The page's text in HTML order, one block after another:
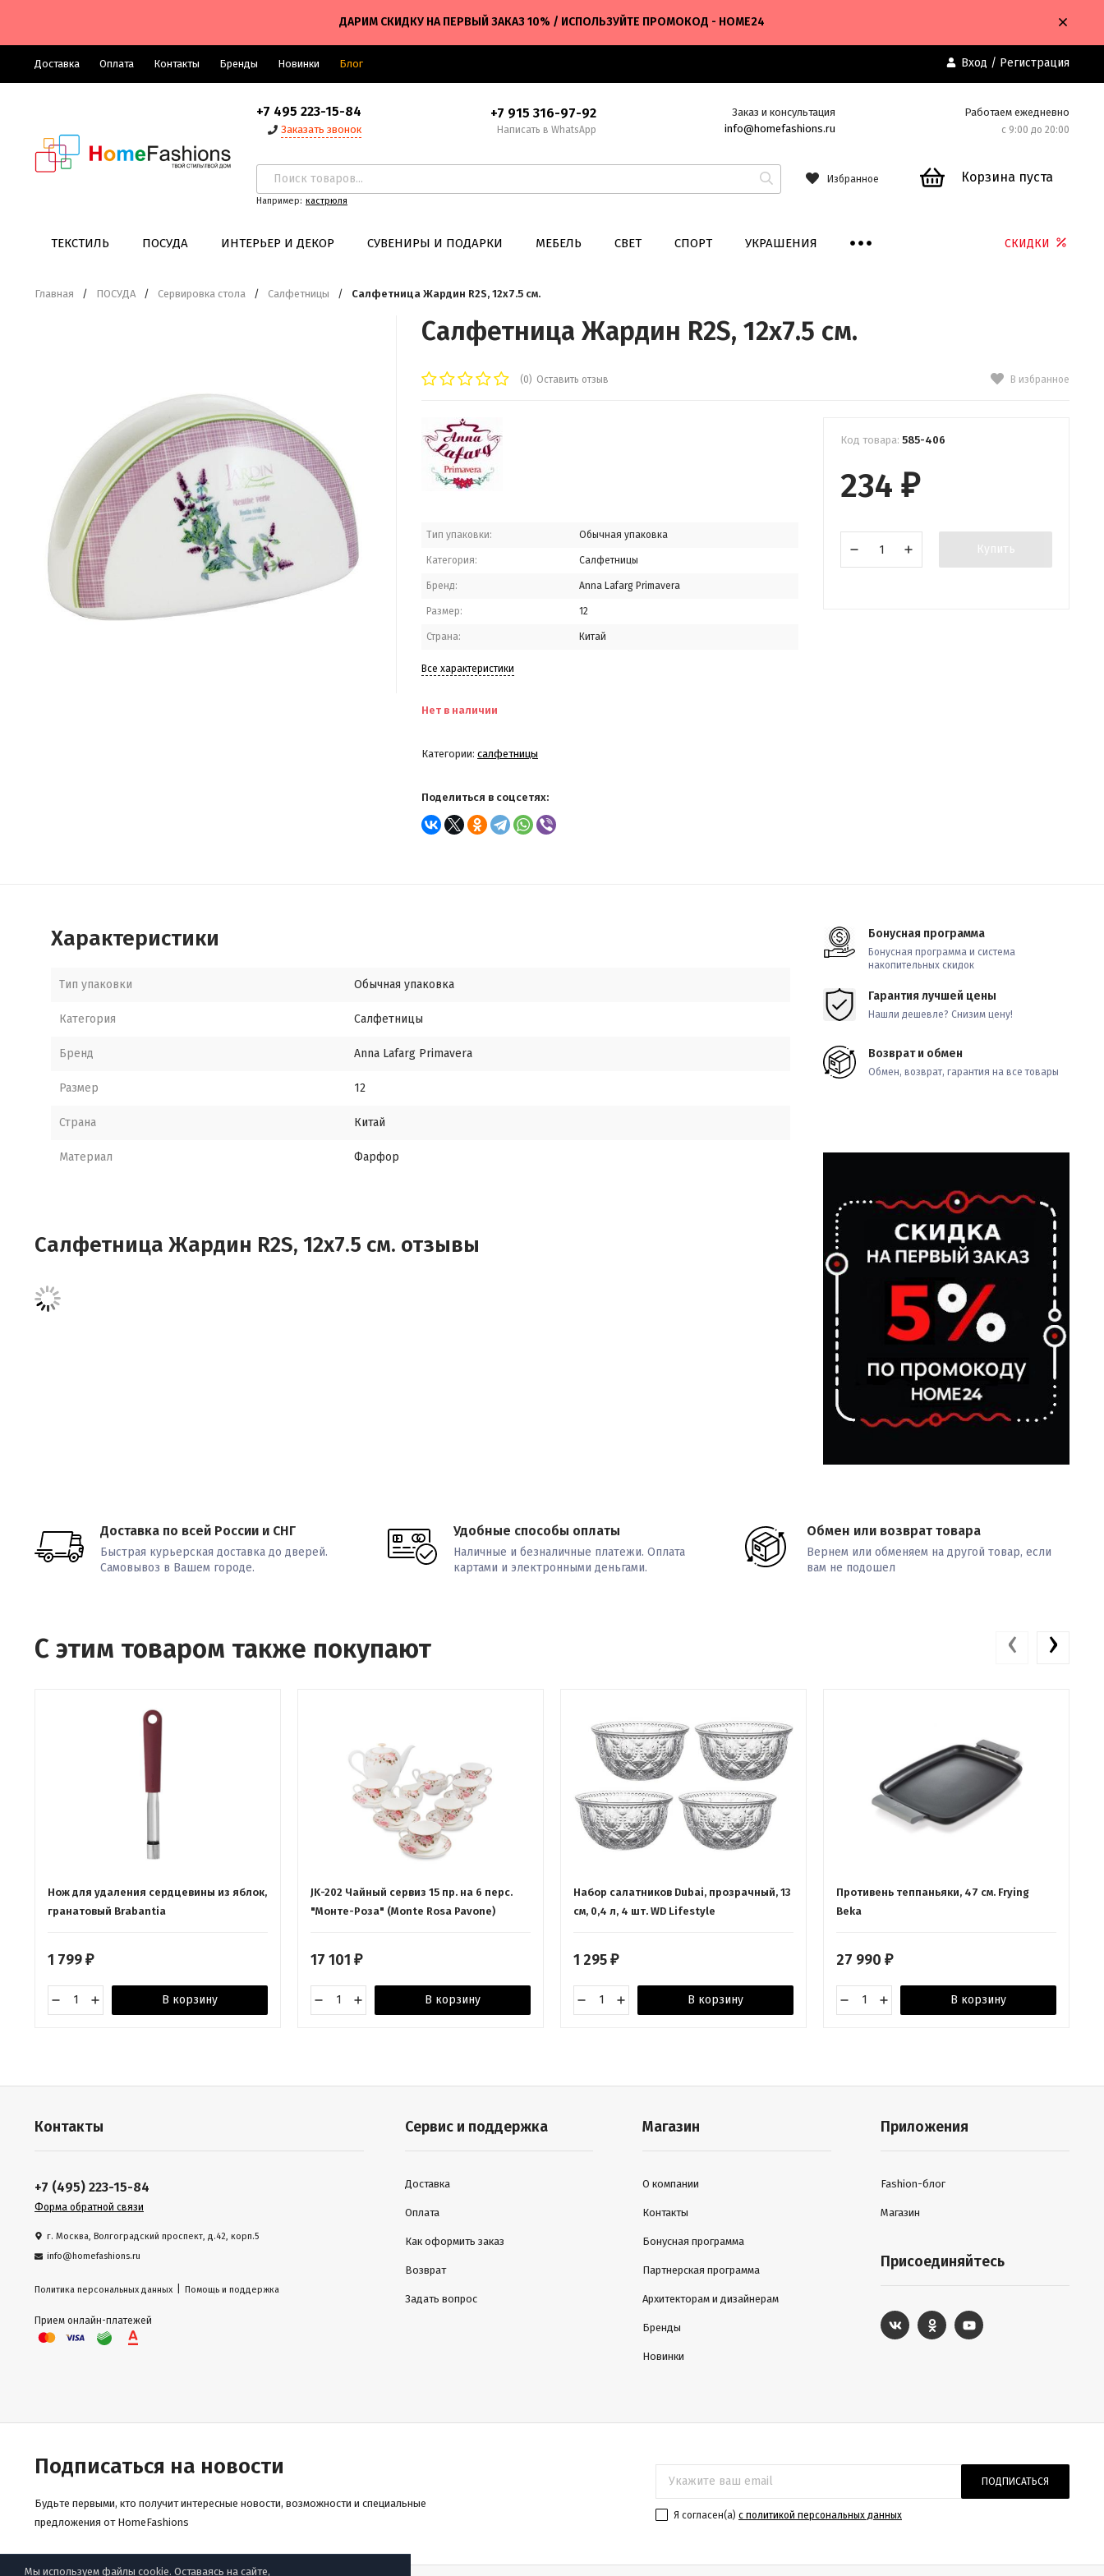
ДАРИМ СКИДКУ НА ПЕРВЫЙ ЗАКАЗ 10% / ИСПОЛЬЗУЙТЕ ПРОМОКОД - HOME24
Доставка Оплата Контакты Бренды Новинки Блог Вход / Регистрация
+7 495 223-15-84
Заказать звонок
+7 915 316-97-92
Написать в WhatsApp
Заказ и консультация
info@homefashions.ru
Работаем ежедневно
с 9:00 до 20:00
Например: кастрюля
Избранное Корзина пуста
ТЕКСТИЛЬ ПОСУДА ИНТЕРЬЕР И ДЕКОР СУВЕНИРЫ И ПОДАРКИ МЕБЕЛЬ СВЕТ СПОРТ УКРАШЕНИЯ СКИДКИ
Главная / ПОСУДА / Сервировка стола / Салфетницы / Салфетница Жардин R2S, 12х7.5 см.
Салфетница Жардин R2S, 12х7.5 см.
(0) Оставить отзыв В избранное
Тип упаковки: Обычная упаковка
Категория: Салфетницы
Бренд: Anna Lafarg Primavera
Размер: 12
Страна: Китай
Все характеристики
Нет в наличии
Категории: салфетницы
Поделиться в соцсетях:
Код товара: 585-406
234 ₽
Купить
Бонусная программа
Бонусная программа и система
накопительных скидок
Гарантия лучшей цены
Нашли дешевле? Снизим цену!
Возврат и обмен
Обмен, возврат, гарантия на все товары
Характеристики
Тип упаковки Обычная упаковка
Категория Салфетницы
Бренд Anna Lafarg Primavera
Размер 12
Страна Китай
Материал Фарфор
Салфетница Жардин R2S, 12х7.5 см. отзывы
Доставка по всей России и СНГ
Быстрая курьерская доставка до дверей.
Самовывоз в Вашем городе.
Удобные способы оплаты
Наличные и безналичные платежи. Оплата
картами и электронными деньгами.
Обмен или возврат товара
Вернем или обменяем на другой товар, если
вам не подошел
С этим товаром также покупают
Нож для удаления сердцевины из яблок,
гранатовый Brabantia
1 799 ₽
В корзину
JK-202 Чайный сервиз 15 пр. на 6 перс.
"Монте-Роза" (Monte Rosa Pavone)
17 101 ₽
В корзину
Набор салатников Dubai, прозрачный, 13
см, 0,4 л, 4 шт. WD Lifestyle
1 295 ₽
В корзину
Противень теппаньяки, 47 см. Frying
Beka
27 990 ₽
В корзину
‹ ›
Контакты
+7 (495) 223-15-84
Форма обратной связи
г. Москва, Волгоградский проспект, д.42, корп.5
info@homefashions.ru
Политика персональных данных Помощь и поддержка
Прием онлайн-платежей
Сервис и поддержка
Доставка
Оплата
Как оформить заказ
Возврат
Задать вопрос
Магазин
О компании
Контакты
Бонусная программа
Партнерская программа
Архитекторам и дизайнерам
Бренды
Новинки
Приложения
Fashion-блог
Магазин
Присоединяйтесь
Подписаться на новости
Будьте первыми, кто получит интересные новости, возможности и специальные
предложения от HomeFashions
ПОДПИСАТЬСЯ
Я согласен(a) с политикой персональных данных
Мы используем файлы cookie. Оставаясь на сайте,